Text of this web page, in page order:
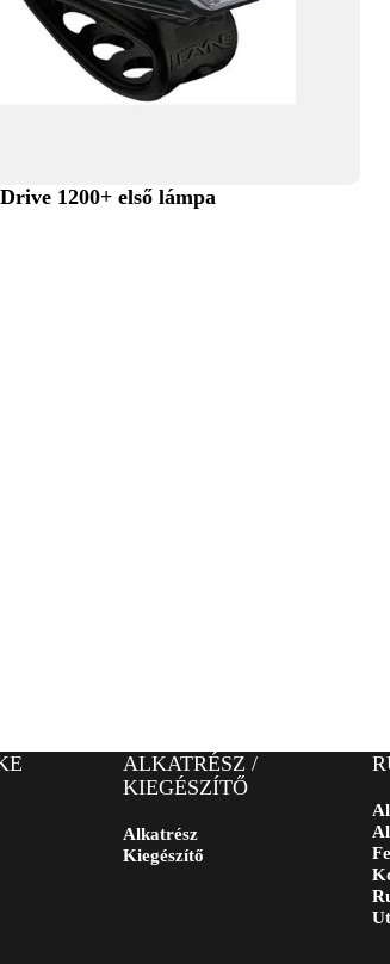
1200+ első lámpa
ALKATRÉSZ /
KIEGÉSZÍTŐ
Alkatrész
Kiegészítő